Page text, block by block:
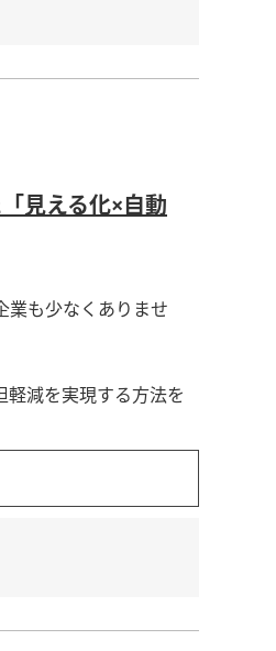
見える化×自動
業も少なくありませ
軽減を実現する方法を